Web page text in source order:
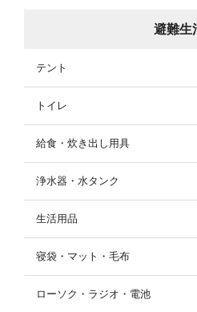
避難生
テント
トイレ
給食・炊き出し用具
浄水器・水タンク
生活用品
寝袋・マット・毛布
ローソク・ラジオ・電池